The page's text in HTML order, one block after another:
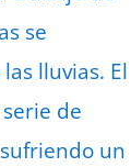
se
lluvias. El
de
un